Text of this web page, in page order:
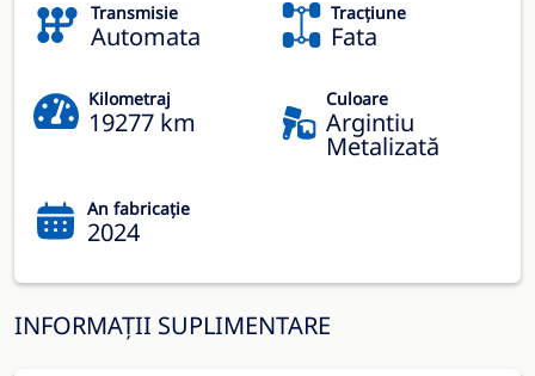
Transmisie
Automata
Tracțiune
Fata
Kilometraj
19277 km
Culoare
Argintiu
Metalizată
An fabricație
2024
INFORMAȚII SUPLIMENTARE